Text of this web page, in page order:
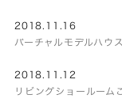
2018.11.16
バーチャルモデルハウ
2018.11.12
リビングショールーム